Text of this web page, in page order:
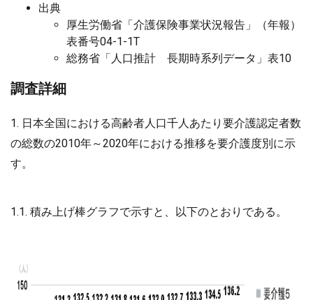
出典
厚生労働省「介護保険事業状況報告」（年報）
表番号04-1-1T
総務省「人口推計 長期時系列データ」表10
調査詳細
1. 日本全国における高齢者人口千人あたり要介護認定者数
の総数の2010年～2020年における推移を要介護度別に示
す。
1.1. 積み上げ棒グラフで示すと、以下のとおりである。